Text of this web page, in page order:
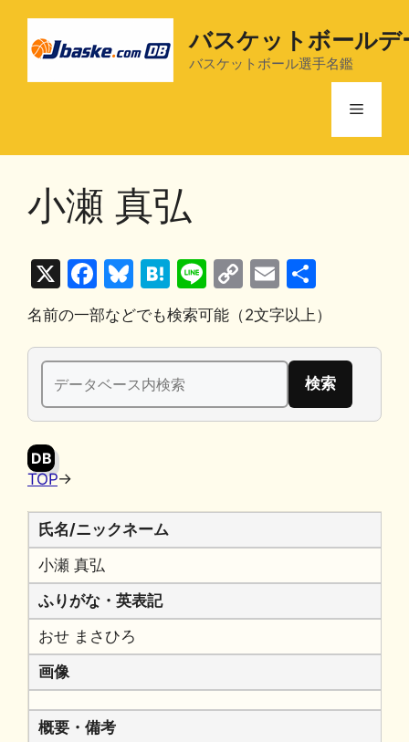
バスケットボールデ
バスケットボール選手名鑑
メ
小瀬 真弘
X
F
a
c
e
b
o
Bl
u
e
s
k
y
H
at
e
n
a
Li
n
e
C
o
p
y
n
E
m
ai
l
有
名前の一部などでも検索可能（2文字以上）
検
索:
DB
TOP→
氏名/ニックネーム
小瀬 真弘
ふりがな・英表記
おせ まさひろ
画像
概要・備考